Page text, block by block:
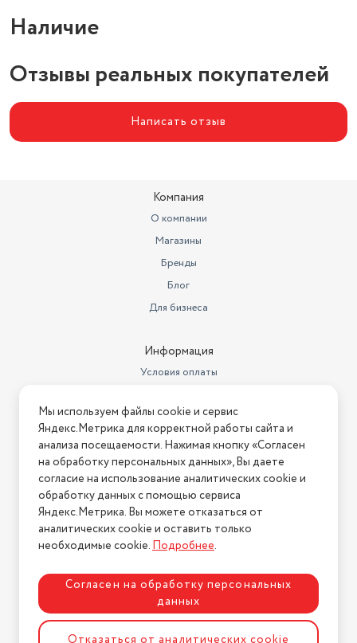
Наличие
Отзывы реальных покупателей
Написать отзыв
Компания
О компании
Магазины
Бренды
Блог
Для бизнеса
Информация
Условия оплаты
Условия возврата
Нашли ошибку на сайте? Напишите нам
2026 © Интернет-магазин "АстМаркет". У нас есть всё!
Политика конфиденциальности
Разработка сайтаASTDESIGN
Мы используем файлы cookie и сервис
Яндекс.Метрика для корректной работы сайта и
анализа посещаемости. Нажимая кнопку «Согласен
на обработку персональных данных», Вы даете
согласие на использование аналитических cookie и
обработку данных с помощью сервиса
Яндекс.Метрика. Вы можете отказаться от
аналитических cookie и оставить только
необходимые cookie.Подробнее.
Согласен на обработку персональных
данных
Отказаться от аналитических cookie